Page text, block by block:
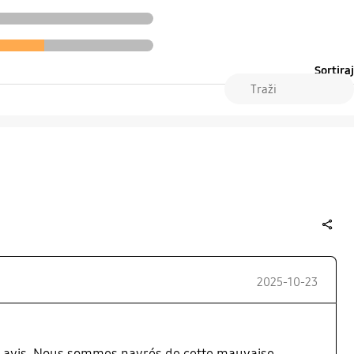
Sortiraj
2025-10-23